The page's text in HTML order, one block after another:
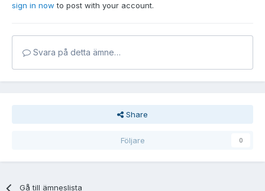
sign in now to post with your account.
Svara på detta ämne…
Share
Följare 0
Gå till ämneslista